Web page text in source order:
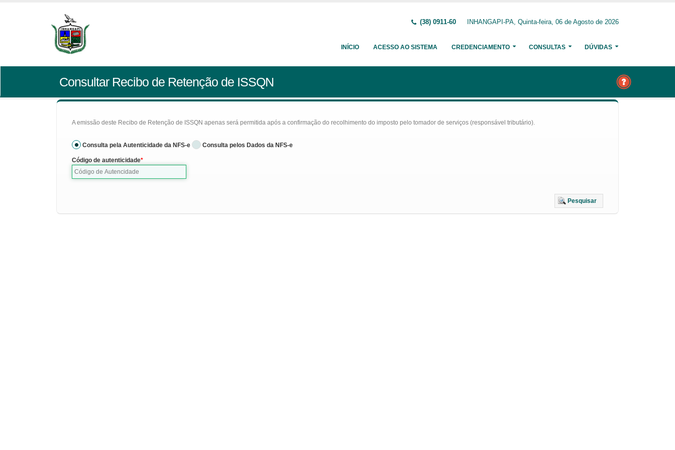
(38) 0911-60 INHANGAPI-PA, Quinta-feira, 06 de Agosto de 2026
INÍCIO ACESSO AO SISTEMA CREDENCIAMENTO CONSULTAS DÚVIDAS
Consultar Recibo de Retenção de ISSQN
A emissão deste Recibo de Retenção de ISSQN apenas será permitida após a confirmação do recolhimento do imposto pelo tomador de serviços (responsável tributário).
Consulta pela Autenticidade da NFS-e Consulta pelos Dados da NFS-e
Código de autenticidade
Pesquisar